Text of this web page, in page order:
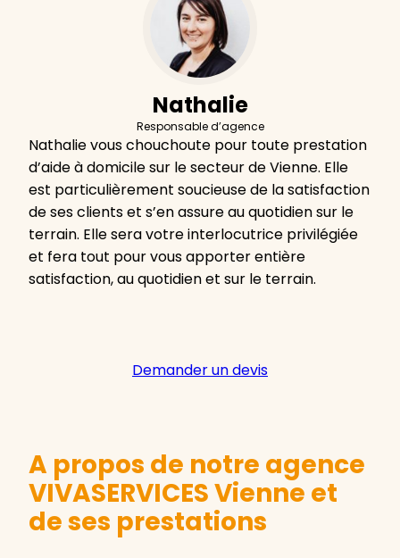
Nathalie
Responsable d’agence
Nathalie vous chouchoute pour toute prestation
d’aide à domicile sur le secteur de Vienne. Elle
est particulièrement soucieuse de la satisfaction
de ses clients et s’en assure au quotidien sur le
terrain. Elle sera votre interlocutrice privilégiée
et fera tout pour vous apporter entière
satisfaction, au quotidien et sur le terrain.
Demander un devis
A propos de notre agence
VIVASERVICES Vienne et
de ses prestations